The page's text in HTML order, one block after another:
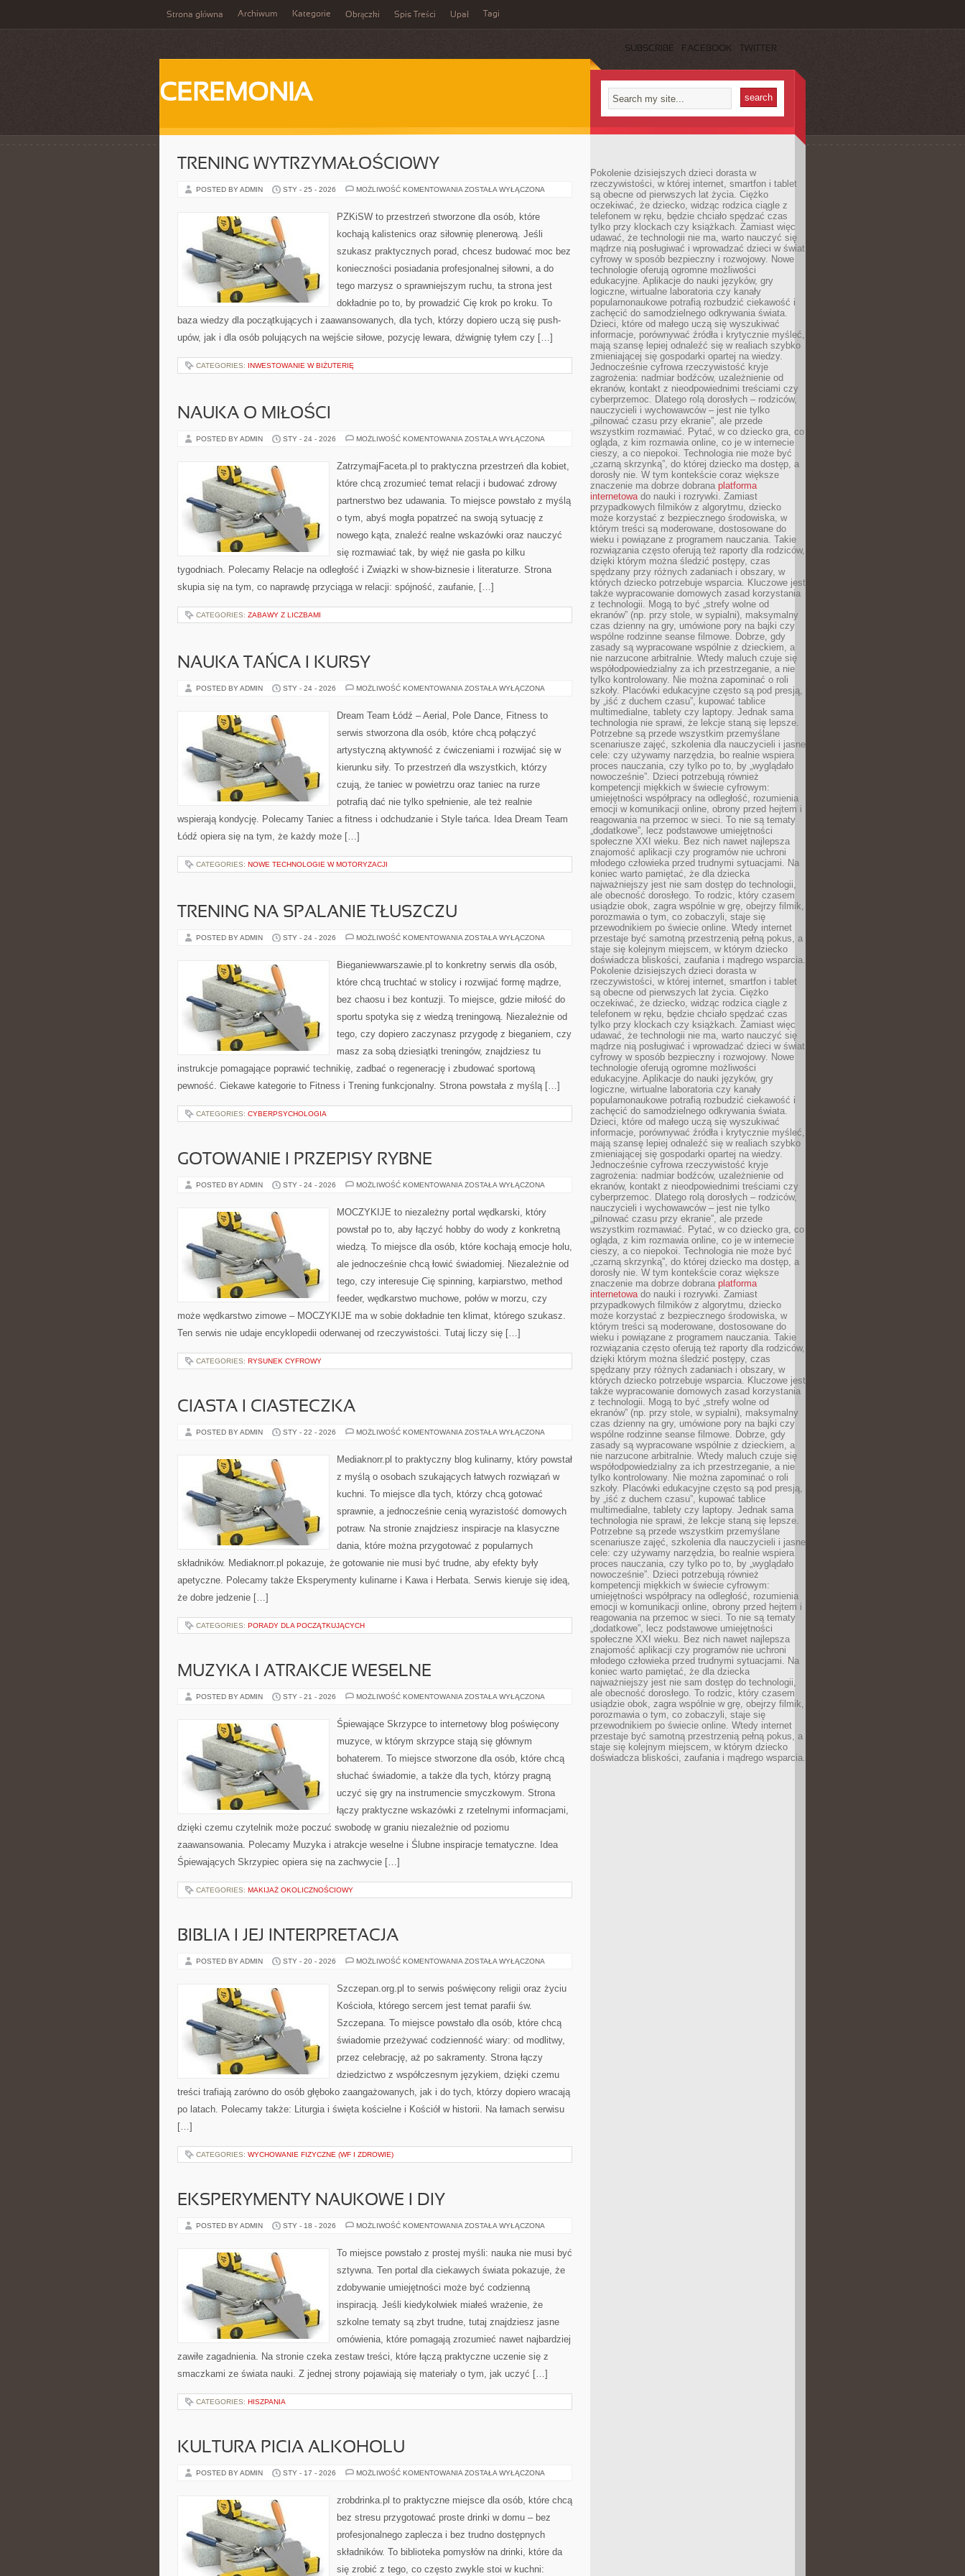
Strona główna Archiwum Kategorie Obrączki Spis Treści Upał Tagi
SUBSCRIBE FACEBOOK TWITTER
CEREMONIA
TRENING WYTRZYMAŁOŚCIOWY
POSTED BY ADMIN STY - 25 - 2026 MOŻLIWOŚĆ KOMENTOWANIA TRENING
ZOSTAŁA WYŁĄCZONA
PZKiSW to przestrzeń stworzone dla osób, które
kochają kalistenics oraz siłownię plenerową. Jeśli
szukasz praktycznych porad, chcesz budować moc bez
konieczności posiadania profesjonalnej siłowni, a do
tego marzysz o sprawniejszym ruchu, ta strona jest
dokładnie po to, by prowadzić Cię krok po kroku. To
baza wiedzy dla początkujących i zaawansowanych, dla tych, którzy dopiero uczą się push-
upów, jak i dla osób polujących na wejście siłowe, pozycję lewara, dźwignię tyłem czy […]
CATEGORIES: INWESTOWANIE W BIŻUTERIĘ
NAUKA O MIŁOŚCI
POSTED BY ADMIN STY - 24 - 2026 MOŻLIWOŚĆ KOMENTOWANIA NAUKA
ZOSTAŁA WYŁĄCZONA
ZatrzymajFaceta.pl to praktyczna przestrzeń dla kobiet,
które chcą zrozumieć temat relacji i budować zdrowy
partnerstwo bez udawania. To miejsce powstało z myślą
o tym, abyś mogła popatrzeć na swoją sytuację z
nowego kąta, znaleźć realne wskazówki oraz nauczyć
się rozmawiać tak, by więź nie gasła po kilku
tygodniach. Polecamy Relacje na odległość i Związki w show-biznesie i literaturze. Strona
skupia się na tym, co naprawdę przyciąga w relacji: spójność, zaufanie, […]
CATEGORIES: ZABAWY Z LICZBAMI
NAUKA TAŃCA I KURSY
POSTED BY ADMIN STY - 24 - 2026 MOŻLIWOŚĆ KOMENTOWANIA NAUKA
KURSY
ZOSTAŁA WYŁĄCZONA
Dream Team Łódź – Aerial, Pole Dance, Fitness to
serwis stworzona dla osób, które chcą połączyć
artystyczną aktywność z ćwiczeniami i rozwijać się w
kierunku siły. To przestrzeń dla wszystkich, którzy
czują, że taniec w powietrzu oraz taniec na rurze
potrafią dać nie tylko spełnienie, ale też realnie
wspierają kondycję. Polecamy Taniec a fitness i odchudzanie i Style tańca. Idea Dream Team
Łódź opiera się na tym, że każdy może […]
CATEGORIES: NOWE TECHNOLOGIE W MOTORYZACJI
TRENING NA SPALANIE TŁUSZCZU
POSTED BY ADMIN STY - 24 - 2026 MOŻLIWOŚĆ KOMENTOWANIA TRENING
TŁUSZCZU
ZOSTAŁA WYŁĄCZONA
Bieganiewwarszawie.pl to konkretny serwis dla osób,
które chcą truchtać w stolicy i rozwijać formę mądrze,
bez chaosu i bez kontuzji. To miejsce, gdzie miłość do
sportu spotyka się z wiedzą treningową. Niezależnie od
tego, czy dopiero zaczynasz przygodę z bieganiem, czy
masz za sobą dziesiątki treningów, znajdziesz tu
instrukcje pomagające poprawić technikię, zadbać o regenerację i zbudować sportową
pewność. Ciekawe kategorie to Fitness i Trening funkcjonalny. Strona powstała z myślą […]
CATEGORIES: CYBERPSYCHOLOGIA
GOTOWANIE I PRZEPISY RYBNE
POSTED BY ADMIN STY - 24 - 2026 MOŻLIWOŚĆ KOMENTOWANIA GOTOWANIE
RYBNE
ZOSTAŁA WYŁĄCZONA
MOCZYKIJE to niezależny portal wędkarski, który
powstał po to, aby łączyć hobby do wody z konkretną
wiedzą. To miejsce dla osób, które kochają emocje holu,
ale jednocześnie chcą łowić świadomiej. Niezależnie od
tego, czy interesuje Cię spinning, karpiarstwo, method
feeder, wędkarstwo muchowe, połów w morzu, czy
może wędkarstwo zimowe – MOCZYKIJE ma w sobie dokładnie ten klimat, którego szukasz.
Ten serwis nie udaje encyklopedii oderwanej od rzeczywistości. Tutaj liczy się […]
CATEGORIES: RYSUNEK CYFROWY
CIASTA I CIASTECZKA
POSTED BY ADMIN STY - 22 - 2026 MOŻLIWOŚĆ KOMENTOWANIA CIASTA
ZOSTAŁA WYŁĄCZONA
Mediaknorr.pl to praktyczny blog kulinarny, który powstał
z myślą o osobach szukających łatwych rozwiązań w
kuchni. To miejsce dla tych, którzy chcą gotować
sprawnie, a jednocześnie cenią wyrazistość domowych
potraw. Na stronie znajdziesz inspiracje na klasyczne
dania, które można przygotować z popularnych
składników. Mediaknorr.pl pokazuje, że gotowanie nie musi być trudne, aby efekty były
apetyczne. Polecamy także Eksperymenty kulinarne i Kawa i Herbata. Serwis kieruje się ideą,
że dobre jedzenie […]
CATEGORIES: PORADY DLA POCZĄTKUJĄCYCH
MUZYKA I ATRAKCJE WESELNE
POSTED BY ADMIN STY - 21 - 2026 MOŻLIWOŚĆ KOMENTOWANIA MUZYKA
WESELNE
ZOSTAŁA WYŁĄCZONA
Śpiewające Skrzypce to internetowy blog poświęcony
muzyce, w którym skrzypce stają się głównym
bohaterem. To miejsce stworzone dla osób, które chcą
słuchać świadomie, a także dla tych, którzy pragną
uczyć się gry na instrumencie smyczkowym. Strona
łączy praktyczne wskazówki z rzetelnymi informacjami,
dzięki czemu czytelnik może poczuć swobodę w graniu niezależnie od poziomu
zaawansowania. Polecamy Muzyka i atrakcje weselne i Ślubne inspiracje tematyczne. Idea
Śpiewających Skrzypiec opiera się na zachwycie […]
CATEGORIES: MAKIJAŻ OKOLICZNOŚCIOWY
BIBLIA I JEJ INTERPRETACJA
POSTED BY ADMIN STY - 20 - 2026 MOŻLIWOŚĆ KOMENTOWANIA BIBLIA
INTERPRETACJA
ZOSTAŁA WYŁĄCZONA
Szczepan.org.pl to serwis poświęcony religii oraz życiu
Kościoła, którego sercem jest temat parafii św.
Szczepana. To miejsce powstało dla osób, które chcą
świadomie przeżywać codzienność wiary: od modlitwy,
przez celebrację, aż po sakramenty. Strona łączy
dziedzictwo z współczesnym językiem, dzięki czemu
treści trafiają zarówno do osób głęboko zaangażowanych, jak i do tych, którzy dopiero wracają
po latach. Polecamy także: Liturgia i święta kościelne i Kościół w historii. Na łamach serwisu
[…]
CATEGORIES: WYCHOWANIE FIZYCZNE (WF I ZDROWIE)
EKSPERYMENTY NAUKOWE I DIY
POSTED BY ADMIN STY - 18 - 2026 MOŻLIWOŚĆ KOMENTOWANIA EKSPERYMENTY
ZOSTAŁA WYŁĄCZONA
To miejsce powstało z prostej myśli: nauka nie musi być
sztywna. Ten portal dla ciekawych świata pokazuje, że
zdobywanie umiejętności może być codzienną
inspiracją. Jeśli kiedykolwiek miałeś wrażenie, że
szkolne tematy są zbyt trudne, tutaj znajdziesz jasne
omówienia, które pomagają zrozumieć nawet najbardziej
zawiłe zagadnienia. Na stronie czeka zestaw treści, które łączą praktyczne uczenie się z
smaczkami ze świata nauki. Z jednej strony pojawiają się materiały o tym, jak uczyć […]
CATEGORIES: HISZPANIA
KULTURA PICIA ALKOHOLU
POSTED BY ADMIN STY - 17 - 2026 MOŻLIWOŚĆ KOMENTOWANIA KULTURA
ZOSTAŁA WYŁĄCZONA
zrobdrinka.pl to praktyczne miejsce dla osób, które chcą
bez stresu przygotować proste drinki w domu – bez
profesjonalnego zaplecza i bez trudno dostępnych
składników. To biblioteka pomysłów na drinki, które da
się zrobić z tego, co często zwykle stoi w kuchni:
Pokolenie dzisiejszych dzieci dorasta w
rzeczywistości, w której internet, smartfon i tablet
są obecne od pierwszych lat życia. Ciężko
oczekiwać, że dziecko, widząc rodzica ciągle z
telefonem w ręku, będzie chciało spędzać czas
tylko przy klockach czy książkach. Zamiast więc
udawać, że technologii nie ma, warto nauczyć się
mądrze nią posługiwać i wprowadzać dzieci w świat
cyfrowy w sposób bezpieczny i rozwojowy. Nowe
technologie oferują ogromne możliwości
edukacyjne. Aplikacje do nauki języków, gry
logiczne, wirtualne laboratoria czy kanały
popularnonaukowe potrafią rozbudzić ciekawość i
zachęcić do samodzielnego odkrywania świata.
Dzieci, które od małego uczą się wyszukiwać
informacje, porównywać źródła i krytycznie myśleć,
mają szansę lepiej odnaleźć się w realiach szybko
zmieniającej się gospodarki opartej na wiedzy.
Jednocześnie cyfrowa rzeczywistość kryje
zagrożenia: nadmiar bodźców, uzależnienie od
ekranów, kontakt z nieodpowiednimi treściami czy
cyberprzemoc. Dlatego rolą dorosłych – rodziców,
nauczycieli i wychowawców – jest nie tylko
„pilnować czasu przy ekranie”, ale przede
wszystkim rozmawiać. Pytać, w co dziecko gra, co
ogląda, z kim rozmawia online, co je w internecie
cieszy, a co niepokoi. Technologia nie może być
„czarną skrzynką”, do której dziecko ma dostęp, a
dorosły nie. W tym kontekście coraz większe
znaczenie ma dobrze dobrana platforma
internetowado nauki i rozrywki. Zamiast
przypadkowych filmików z algorytmu, dziecko
może korzystać z bezpiecznego środowiska, w
którym treści są moderowane, dostosowane do
wieku i powiązane z programem nauczania. Takie
rozwiązania często oferują też raporty dla rodziców,
dzięki którym można śledzić postępy, czas
spędzany przy różnych zadaniach i obszary, w
których dziecko potrzebuje wsparcia. Kluczowe jest
także wypracowanie domowych zasad korzystania
z technologii. Mogą to być „strefy wolne od
ekranów” (np. przy stole, w sypialni), maksymalny
czas dzienny na gry, umówione pory na bajki czy
wspólne rodzinne seanse filmowe. Dobrze, gdy
zasady są wypracowane wspólnie z dzieckiem, a
nie narzucone arbitralnie. Wtedy maluch czuje się
współodpowiedzialny za ich przestrzeganie, a nie
tylko kontrolowany. Nie można zapominać o roli
szkoły. Placówki edukacyjne często są pod presją,
by „iść z duchem czasu”, kupować tablice
multimedialne, tablety czy laptopy. Jednak sama
technologia nie sprawi, że lekcje staną się lepsze.
Potrzebne są przede wszystkim przemyślane
scenariusze zajęć, szkolenia dla nauczycieli i jasne
cele: czy używamy narzędzia, bo realnie wspiera
proces nauczania, czy tylko po to, by „wyglądało
nowocześnie”. Dzieci potrzebują również
kompetencji miękkich w świecie cyfrowym:
umiejętności współpracy na odległość, rozumienia
emocji w komunikacji online, obrony przed hejtem i
reagowania na przemoc w sieci. To nie są tematy
„dodatkowe”, lecz podstawowe umiejętności
społeczne XXI wieku. Bez nich nawet najlepsza
znajomość aplikacji czy programów nie uchroni
młodego człowieka przed trudnymi sytuacjami. Na
koniec warto pamiętać, że dla dziecka
najważniejszy jest nie sam dostęp do technologii,
ale obecność dorosłego. To rodzic, który czasem
usiądzie obok, zagra wspólnie w grę, obejrzy filmik,
porozmawia o tym, co zobaczyli, staje się
przewodnikiem po świecie online. Wtedy internet
przestaje być samotną przestrzenią pełną pokus, a
staje się kolejnym miejscem, w którym dziecko
doświadcza bliskości, zaufania i mądrego wsparcia.
Pokolenie dzisiejszych dzieci dorasta w
rzeczywistości, w której internet, smartfon i tablet
są obecne od pierwszych lat życia. Ciężko
oczekiwać, że dziecko, widząc rodzica ciągle z
telefonem w ręku, będzie chciało spędzać czas
tylko przy klockach czy książkach. Zamiast więc
udawać, że technologii nie ma, warto nauczyć się
mądrze nią posługiwać i wprowadzać dzieci w świat
cyfrowy w sposób bezpieczny i rozwojowy. Nowe
technologie oferują ogromne możliwości
edukacyjne. Aplikacje do nauki języków, gry
logiczne, wirtualne laboratoria czy kanały
popularnonaukowe potrafią rozbudzić ciekawość i
zachęcić do samodzielnego odkrywania świata.
Dzieci, które od małego uczą się wyszukiwać
informacje, porównywać źródła i krytycznie myśleć,
mają szansę lepiej odnaleźć się w realiach szybko
zmieniającej się gospodarki opartej na wiedzy.
Jednocześnie cyfrowa rzeczywistość kryje
zagrożenia: nadmiar bodźców, uzależnienie od
ekranów, kontakt z nieodpowiednimi treściami czy
cyberprzemoc. Dlatego rolą dorosłych – rodziców,
nauczycieli i wychowawców – jest nie tylko
„pilnować czasu przy ekranie”, ale przede
wszystkim rozmawiać. Pytać, w co dziecko gra, co
ogląda, z kim rozmawia online, co je w internecie
cieszy, a co niepokoi. Technologia nie może być
„czarną skrzynką”, do której dziecko ma dostęp, a
dorosły nie. W tym kontekście coraz większe
znaczenie ma dobrze dobrana platforma
internetowado nauki i rozrywki. Zamiast
przypadkowych filmików z algorytmu, dziecko
może korzystać z bezpiecznego środowiska, w
którym treści są moderowane, dostosowane do
wieku i powiązane z programem nauczania. Takie
rozwiązania często oferują też raporty dla rodziców,
dzięki którym można śledzić postępy, czas
spędzany przy różnych zadaniach i obszary, w
których dziecko potrzebuje wsparcia. Kluczowe jest
także wypracowanie domowych zasad korzystania
z technologii. Mogą to być „strefy wolne od
ekranów” (np. przy stole, w sypialni), maksymalny
czas dzienny na gry, umówione pory na bajki czy
wspólne rodzinne seanse filmowe. Dobrze, gdy
zasady są wypracowane wspólnie z dzieckiem, a
nie narzucone arbitralnie. Wtedy maluch czuje się
współodpowiedzialny za ich przestrzeganie, a nie
tylko kontrolowany. Nie można zapominać o roli
szkoły. Placówki edukacyjne często są pod presją,
by „iść z duchem czasu”, kupować tablice
multimedialne, tablety czy laptopy. Jednak sama
technologia nie sprawi, że lekcje staną się lepsze.
Potrzebne są przede wszystkim przemyślane
scenariusze zajęć, szkolenia dla nauczycieli i jasne
cele: czy używamy narzędzia, bo realnie wspiera
proces nauczania, czy tylko po to, by „wyglądało
nowocześnie”. Dzieci potrzebują również
kompetencji miękkich w świecie cyfrowym:
umiejętności współpracy na odległość, rozumienia
emocji w komunikacji online, obrony przed hejtem i
reagowania na przemoc w sieci. To nie są tematy
„dodatkowe”, lecz podstawowe umiejętności
społeczne XXI wieku. Bez nich nawet najlepsza
znajomość aplikacji czy programów nie uchroni
młodego człowieka przed trudnymi sytuacjami. Na
koniec warto pamiętać, że dla dziecka
najważniejszy jest nie sam dostęp do technologii,
ale obecność dorosłego. To rodzic, który czasem
usiądzie obok, zagra wspólnie w grę, obejrzy filmik,
porozmawia o tym, co zobaczyli, staje się
przewodnikiem po świecie online. Wtedy internet
przestaje być samotną przestrzenią pełną pokus, a
staje się kolejnym miejscem, w którym dziecko
doświadcza bliskości, zaufania i mądrego wsparcia.